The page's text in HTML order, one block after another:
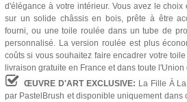
d'élégance à votre intérieur. Vous avez le
sur un solide châssis en bois, prête à être
fourni, ou une toile roulée dans un tube de
personnalisé. La version roulée est plus
coûts si vous souhaitez faire encadrer votre
livraison gratuite en France et dans toute
ŒUVRE D'ART EXCLUSIVE: La Fille À
par PastelBrush et disponible uniquement dans